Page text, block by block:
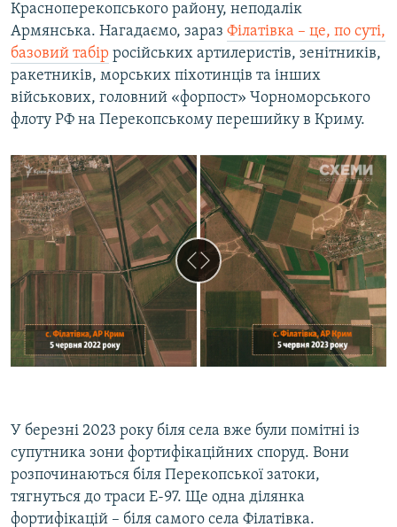
Красноперекопського району, неподалік
Армянська. Нагадаємо, зараз Філатівка – це, по суті,
базовий табір російських артилеристів, зенітників,
ракетників, морських піхотинців та інших
військових, головний «форпост» Чорноморського
флоту РФ на Перекопському перешийку в Криму.
У березні 2023 року біля села вже були помітні із
супутника зони фортифікаційних споруд. Вони
розпочинаються біля Перекопської затоки,
тягнуться до траси Е-97. Ще одна ділянка
фортифікацій – біля самого села Філатівка.